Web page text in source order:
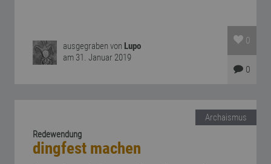
ausgegraben von Lupo
am 31. Januar 2019
0
0
Archaismus
Redewendung
dingfest machen